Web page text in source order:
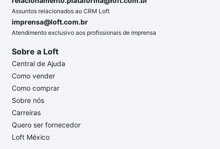
Assuntos relacionados ao CRM Loft
imprensa@loft.com.br
Atendimento exclusivo aos profissionais de imprensa
Sobre a Loft
Central de Ajuda
Como vender
Como comprar
Sobre nós
Carreiras
Quero ser fornecedor
Loft México